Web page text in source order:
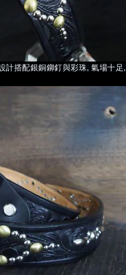
計搭配銀銅鉚釘與彩珠, 氣場十足,